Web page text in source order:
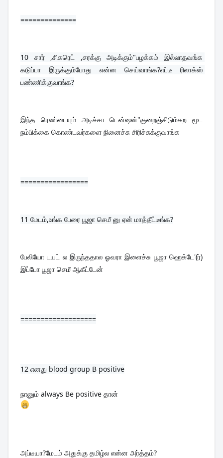
==============
10 சார் ,சிகரெட் ,சரக்கு அடிக்கும்"பழக்கம் இல்லாதவங்க
கடுப்பா இருக்கும்போது என்ன செய்வாங்க?எப்டீ ரிலாக்ஸ்
பண்ணிக்குவாங்க?
இந்த ரெண்டையும் அடிச்சா டென்ஷன்"குறைஞ்சிடும்கற மூட
நம்பிக்கை கொண்டவர்களை நினைச்சு சிரிச்சுக்குவாங்க
=================
11 மேடம்,உங்க பேரை பூஜா செமீ னு ஏன் மாத்தீட்டீங்க?
பேலியோ டயட் ல இருந்ததால ஓவரா இளைச்சு பூஜா ஹெக்டே'(ர்)
இப்போ பூஜா செமீ ஆகீட்டேன்
===================
12 எனது blood group B positive
நானும் always Be positive தான்
அப்டீயா?மேடம் அதுக்கு தமிழ்ல என்ன அர்த்தம்?